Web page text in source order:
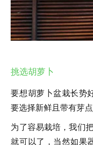
挑选胡萝卜
要想胡萝卜盆栽长势
要选择新鲜且带有芽
为了容易栽培，我们
就可以了，当然如果